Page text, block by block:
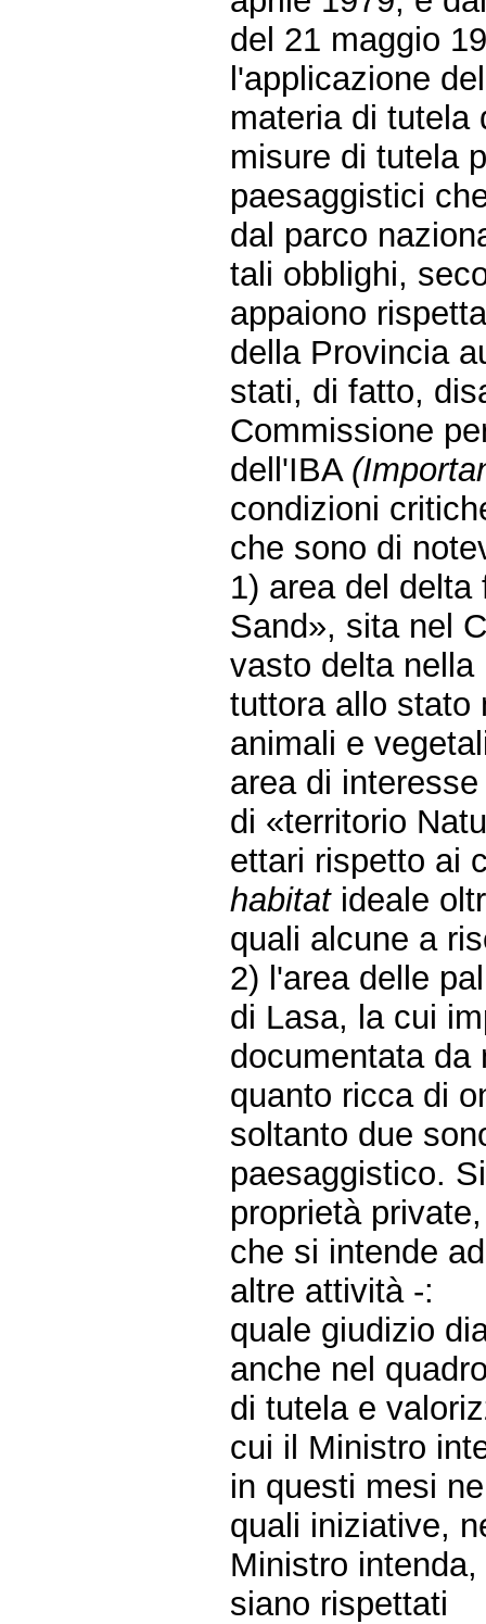
del 21 maggio
l'applicazione
materia di tutela
misure di tutela
paesaggistici
dal parco
tali obblighi,
appaiono
della Provincia
stati, di fatto,
Commissione
dell'IBA
condizioni
che sono di
1) area del
Sand», sita nel
vasto delta
tuttora allo
animali e
area di
di «territorio
ettari rispetto ai
habitatideale
quali alcune a
2) l'area delle
di Lasa, la cui
documentata da
quanto ricca di
soltanto due
paesaggistico.
proprietà
che si intende
altre attività -:
quale giudizio
anche nel
di tutela e
cui il Ministro
in questi mesi
quali iniziative,
Ministro
siano rispettati